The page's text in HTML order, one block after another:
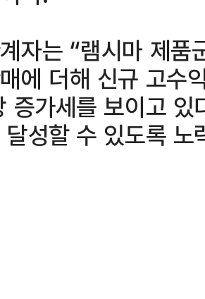
자는 “램시마 제
에 더해 신규 고수
증가세를 보이고
성할 수 있도록 노